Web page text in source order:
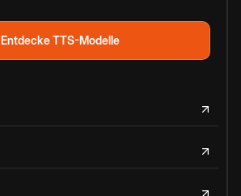
Entdecke TTS-Modelle